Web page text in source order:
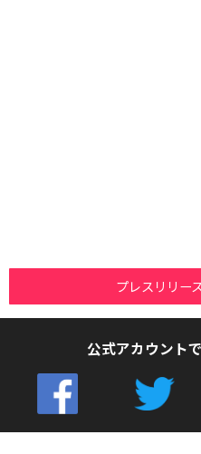
プレスリリー
公式アカウント